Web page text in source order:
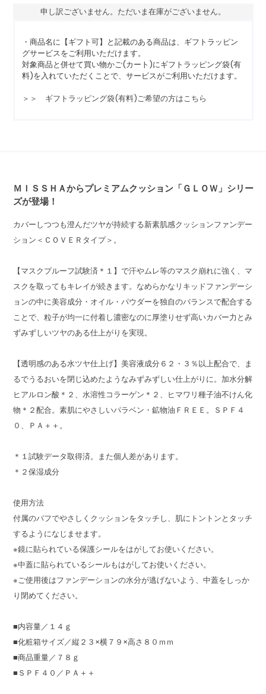
申し訳ございません。ただいま在庫がございません。
・商品名に【ギフト可】と記載のある商品は、ギフトラッピン
グサービスをご利用いただけます。
対象商品と併せて買い物かご(カート)にギフトラッピング袋(有
料)を入れていただくことで、サービスがご利用いただけます。
＞＞ ギフトラッピング袋(有料)ご希望の方はこちら
ＭＩＳＳＨＡからプレミアムクッション「ＧＬＯＷ」シリー
ズが登場！
カバーしつつも澄んだツヤが持続する新素肌感クッションファンデー
ション＜ＣＯＶＥＲタイプ＞。
【マスクプルーフ試験済＊１】で汗やムレ等のマスク崩れに強く、マ
スクを取ってもキレイが続きます。なめらかなリキッドファンデーシ
ョンの中に美容成分・オイル・パウダーを独自のバランスで配合する
ことで、粒子が均一に付着し濃密なのに厚塗りせず高いカバー力とみ
ずみずしいツヤのある仕上がりを実現。
【透明感のある水ツヤ仕上げ】美容液成分６２・３％以上配合で、ま
るでうるおいを閉じ込めたようなみずみずしい仕上がりに。加水分解
ヒアルロン酸＊２、水溶性コラーゲン＊２、ヒマワリ種子油不けん化
物＊２配合。素肌にやさしいパラベン・鉱物油ＦＲＥＥ。ＳＰＦ４
０、ＰＡ＋＋。
＊１試験データ取得済。また個人差があります。
＊２保湿成分
使用方法
付属のパフでやさしくクッションをタッチし、肌にトントンとタッチ
するようになじませます。
※鏡に貼られている保護シールをはがしてお使いください。
※中蓋に貼られているシールもはがしてお使いください。
※ご使用後はファンデーションの水分が逃げないよう、中蓋をしっか
り閉めてください。
■内容量／１４ｇ
■化粧箱サイズ／縦２３×横７９×高さ８０ｍｍ
■商品重量／７８ｇ
■ＳＰＦ４０／ＰＡ＋＋